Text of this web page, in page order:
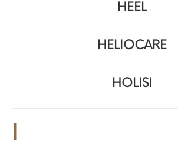
HEEL
HELIOCARE
HOLISI